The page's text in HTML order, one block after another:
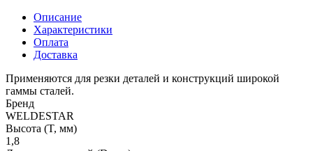
Описание
Характеристики
Оплата
Доставка
Применяются для резки деталей и конструкций широкой
гаммы сталей.
Бренд
WELDESTAR
Высота (T, мм)
1,8